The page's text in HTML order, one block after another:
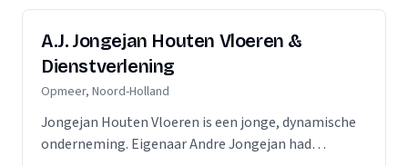
A.J. Jongejan Houten Vloeren &
Dienstverlening
Opmeer, Noord-Holland
Jongejan Houten Vloeren is een jonge, dynamische
onderneming. Eigenaar Andre Jongejan had